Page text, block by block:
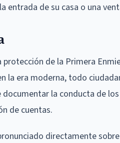
entrada de su casa o una
de la Primera
la era moderna, todo
la conducta de
de cuentas.
directamente